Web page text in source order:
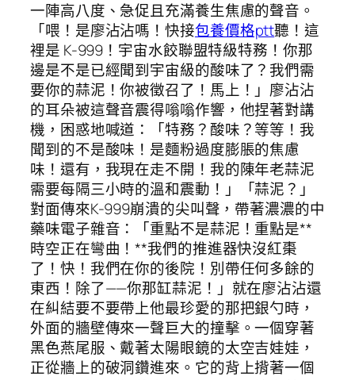
一陣高八度、急促且充滿養生焦慮的聲音。
「喂！是廖沾沾嗎！快接包養價格ptt聽！這
裡是 K-999！宇宙水餃聯盟特級特務！你那
邊是不是已經聞到宇宙級的酸味了？我們需
要你的蒜泥！你被徵召了！馬上！」廖沾沾
的耳朵被這聲音震得嗡嗡作響，他捏著對講
機，困惑地喊道：「特務？酸味？等等！我
聞到的不是酸味！是麵粉過度膨脹的焦慮
味！還有，我現在走不開！我的陳年老蒜泥
需要每隔三小時的溫和震動！」「蒜泥？」
對面傳來K-999崩潰的尖叫聲，帶著濃濃的中
藥味電子雜音：「重點不是蒜泥！重點是**
時空正在彎曲！**我們的推進器快沒紅棗
了！快！我們在你的後院！別帶任何多餘的
東西！除了——你那缸蒜泥！」就在廖沾沾還
在糾結要不要帶上他最珍愛的那把銀勺時，
外面的牆壁傳來一聲巨大的撞擊。一個穿著
黑色燕尾服、戴著太陽眼鏡的太空吉娃娃，
正從牆上的破洞鑽進來。它的背上揹著一個